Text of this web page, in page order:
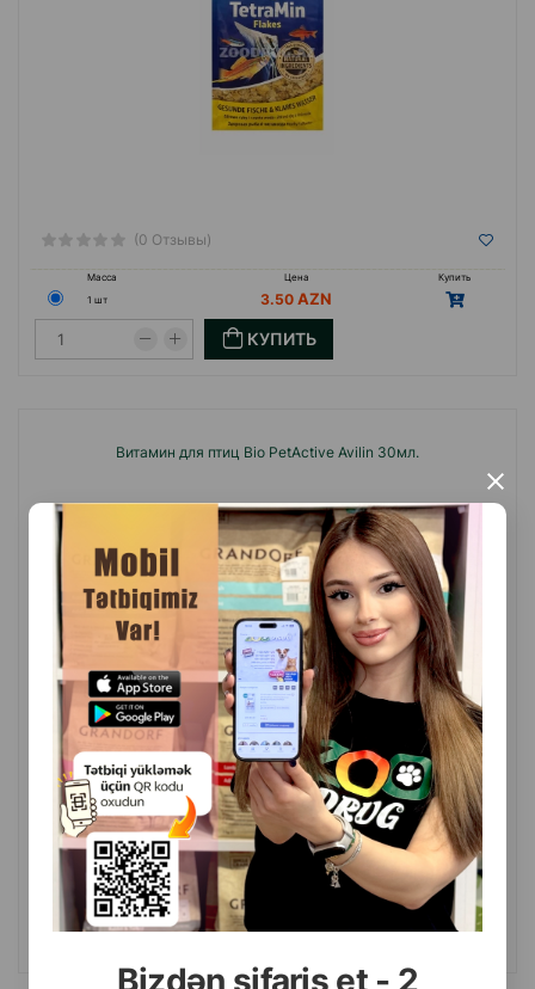
Bizdən sifariş et - 2
×
(0 Отзывы)
Масса Цена
Купить
1 шт
3.50
КУПИТЬ
Витамин для птиц Bio PetActive Avilin 30мл.
(0 Отзывы)
Масса
Купить
1 шт
КУПИТЬ